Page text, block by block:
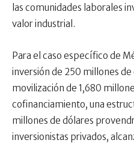
las comunidades laborales
valor industrial.
Para el caso específico de
inversión de 250 millones
movilización de 1,680
cofinanciamiento, una
millones de dólares
inversionistas privados,